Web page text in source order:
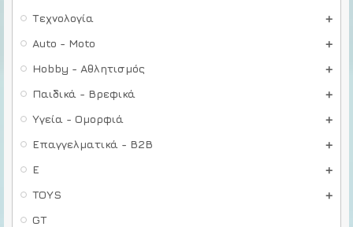
Τεχνολογία
Auto - Moto
Hobby - Αθλητισμός
Παιδικά - Βρεφικά
Υγεία - Ομορφιά
Επαγγελματικά - B2B
E
TOYS
GT